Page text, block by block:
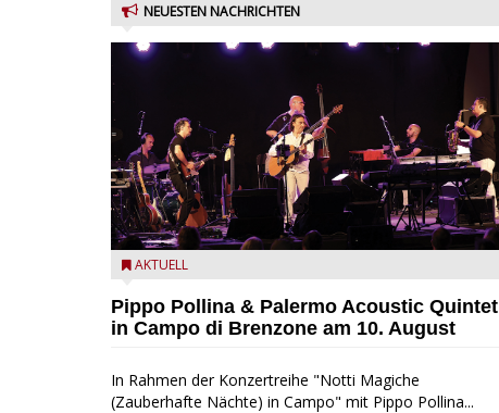
NEUESTEN NACHRICHTEN
Pippo Pollina im Konzert mit dem Palermo Acoustic
AKTUELL
Pippo Pollina & Palermo Acoustic Quintet
in Campo di Brenzone am 10. August
In Rahmen der Konzertreihe "Notti Magiche
(Zauberhafte Nächte) in Campo" mit Pippo Pollina...